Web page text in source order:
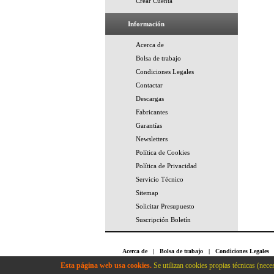
Información
Acerca de
Bolsa de trabajo
Condiciones Legales
Contactar
Descargas
Fabricantes
Garantías
Newsletters
Política de Cookies
Política de Privacidad
Servicio Técnico
Sitemap
Solicitar Presupuesto
Suscripción Boletín
Acerca de| Bolsa de trabajo | Condiciones Legales
Cookies|Política de Privacidad | Servicio Técnico
Esta página web usa cookies.Se utilizan cookies propias técnicas